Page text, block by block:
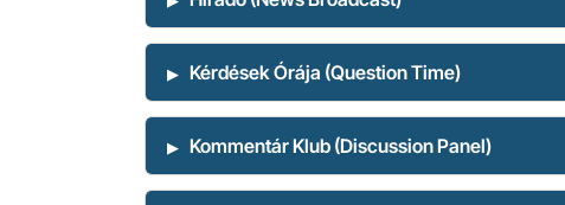
Kérdések Órája (Question Time)
Kommentár Klub (Discussion Panel)